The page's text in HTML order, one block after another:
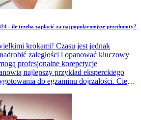
- ile trzeba zapłacić za najpopularniejsze przedmioty?
krokami! Czasu jest jednak
zaległości i opanować kluczowy
profesjonalne korepetycje
najlepszy przykład eksperckiego
do egzaminu dojrzałości. Cieszą
nie wystarcza. Z poniższego artykułu
za korepetycje przedmaturalne 2024